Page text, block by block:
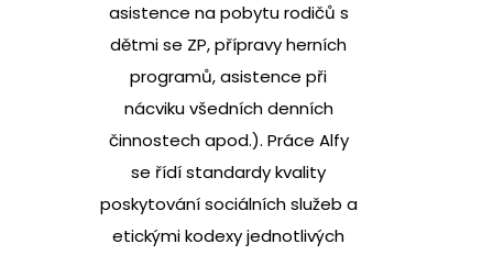
asistence na pobytu rodičů s
dětmi se ZP, přípravy herních
programů, asistence při
nácviku všedních denních
činnostech apod.). Práce Alfy
se řídí standardy kvality
poskytování sociálních služeb a
etickými kodexy jednotlivých